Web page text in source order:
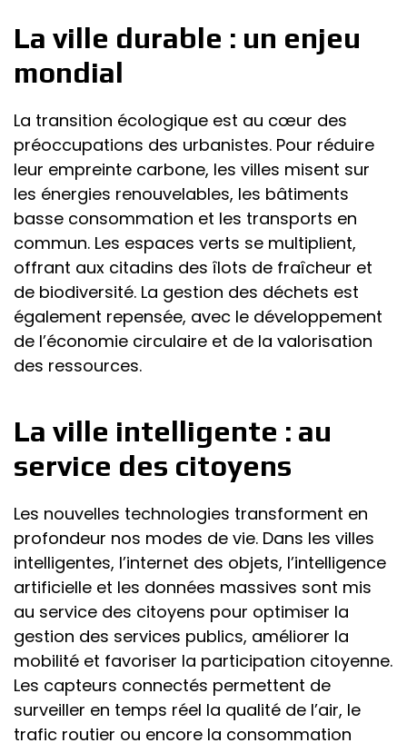
La ville durable : un enjeu
mondial
La transition écologique est au cœur des
préoccupations des urbanistes. Pour réduire
leur empreinte carbone, les villes misent sur
les énergies renouvelables, les bâtiments
basse consommation et les transports en
commun. Les espaces verts se multiplient,
offrant aux citadins des îlots de fraîcheur et
de biodiversité. La gestion des déchets est
également repensée, avec le développement
de l’économie circulaire et de la valorisation
des ressources.
La ville intelligente : au
service des citoyens
Les nouvelles technologies transforment en
profondeur nos modes de vie. Dans les villes
intelligentes, l’internet des objets, l’intelligence
artificielle et les données massives sont mis
au service des citoyens pour optimiser la
gestion des services publics, améliorer la
mobilité et favoriser la participation citoyenne.
Les capteurs connectés permettent de
surveiller en temps réel la qualité de l’air, le
trafic routier ou encore la consommation